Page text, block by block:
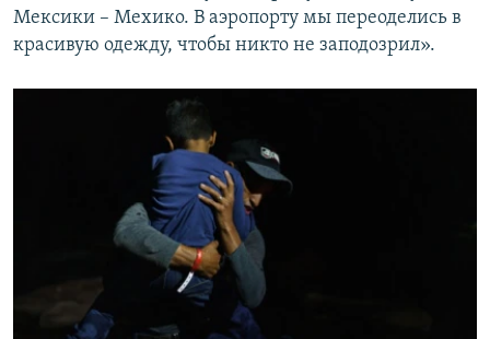
Мексики – Мехико. В аэропорту мы переоделись в
красивую одежду, чтобы никто не заподозрил».